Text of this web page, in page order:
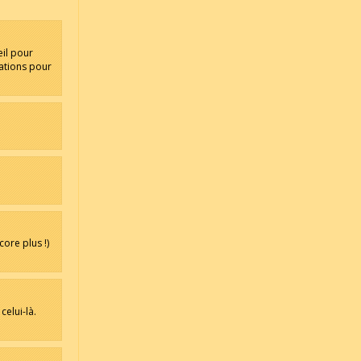
pour
pour
plus !)
là.